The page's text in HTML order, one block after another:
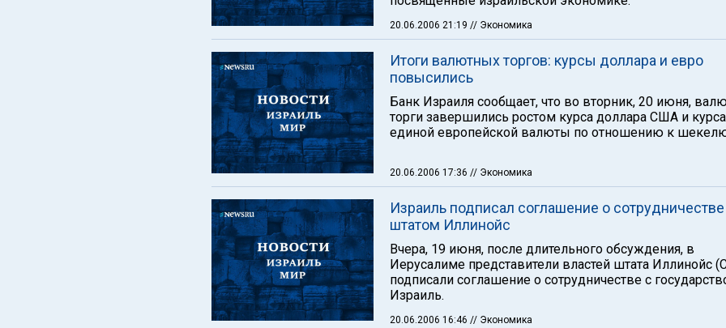
20.06.2006 21:19 // Экономика
Итоги валютных торгов: курсы доллара и евро
повысились
Банк Израиля сообщает, что во вторник, 20 июня,
торги завершились ростом курса доллара США и курса
единой европейской валюты по отношению к
20.06.2006 17:36 // Экономика
Израиль подписал соглашение о
штатом Иллинойс
Вчера, 19 июня, после длительного обсуждения, в
Иерусалиме представители властей штата Иллинойс
подписали соглашение о сотрудничестве с
Израиль.
20.06.2006 16:46 // Экономика